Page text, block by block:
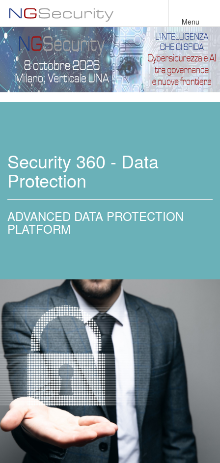
contenuto
principale
Menu
Security 360 - Data
Protection
ADVANCED DATA PROTECTION
PLATFORM